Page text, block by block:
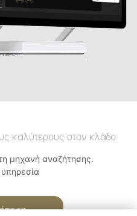
καλύτερους στον κλάδο
μηχανή αναζήτησης.